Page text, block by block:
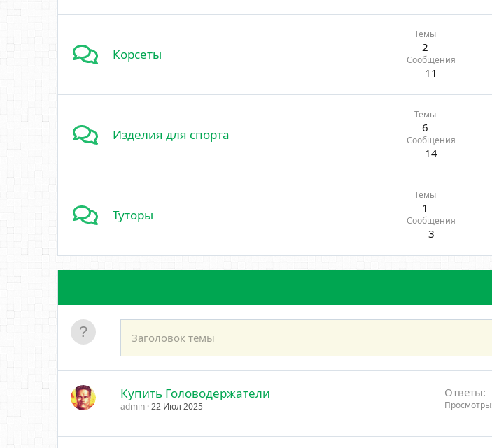
Корсеты
Темы
2
Сообщения
11
Изделия для спорта
Темы
6
Сообщения
14
Туторы
Темы
1
Сообщения
3
Купить Головодержатели
admin 22 Июл 2025
Ответы
Просмотры